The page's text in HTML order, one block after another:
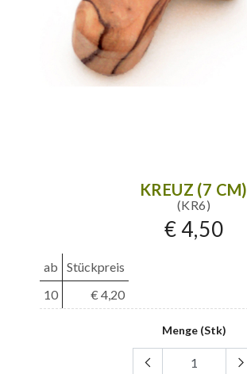
KREUZ (7 CM)
(KR6)
€ 4,50
ab
Stückpreis
10
€ 4,20
Menge (Stk)